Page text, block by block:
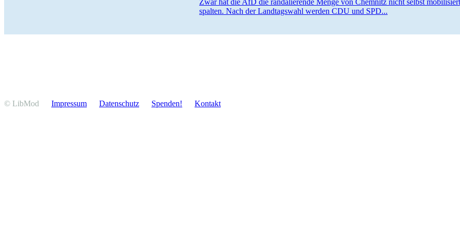
spalten. Nach der Landtagswahl werden CDU und SPD...
© LibMod Impressum Daten­schutz Spenden! Kontakt